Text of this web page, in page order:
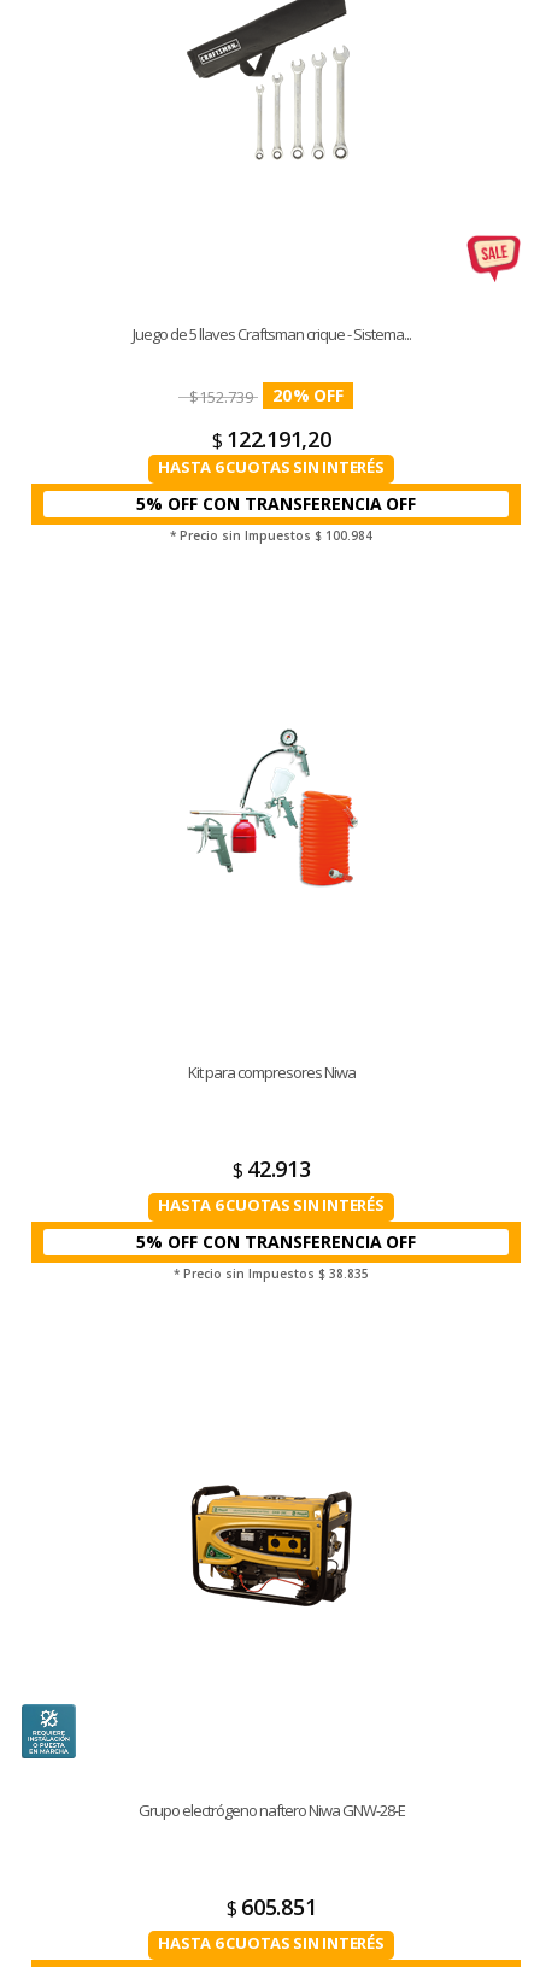
Juego de 5 llaves Craftsman crique - Sistema...
$152.739 20%
$ 122.191,20
HASTA 6 CUOTAS SIN INTERÉS
5% OFF CON TRANSFERENCIA
* Precio sin Impuestos $ 100.984
Kit para compresores Niwa
$ 42.913
HASTA 6 CUOTAS SIN INTERÉS
5% OFF CON TRANSFERENCIA
* Precio sin Impuestos $ 38.835
Grupo electrógeno naftero Niwa GNW-28-E
$ 605.851
HASTA 6 CUOTAS SIN INTERÉS